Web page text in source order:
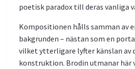
poetisk paradox till deras vanliga
Kompositionen hålls samman av
bakgrunden – nästan som en
vilket ytterligare lyfter känslan av
konstruktion. Brodin utmanar här